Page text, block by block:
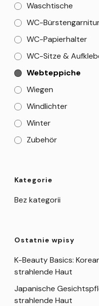
Waschtische
WC-
WC-Papierhalter
WC-Sitze &
Webteppiche
Wiegen
Windlichter
Winter
Zubehör
Kategorie
Bez kategorii
Ostatnie wpisy
K-Beauty Basics:
strahlende Haut
Japanische
strahlende Haut